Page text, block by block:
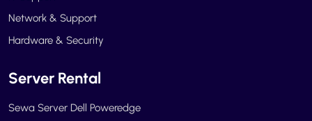
Network & Support
Hardware & Security
Server Rental
Sewa Server Dell Poweredge